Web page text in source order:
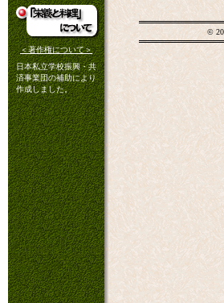
＜著作権について＞
日本私立学校振興・共
済事業団の補助により
作成しました。
©